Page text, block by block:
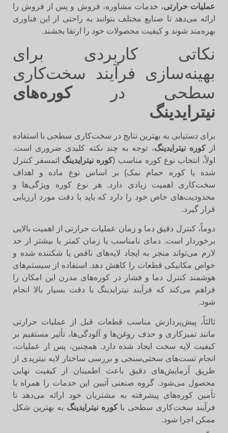
عملیات حرارتی، خدمات مشاوره، فروش و پس از فروش را
ارائه می‌دهد تا صنایع مختلف بتوانند به راحتی از این فناوری
بهره‌مند شوند و کیفیت محصولات خود را ارتقا بخشند.
نکاتی کاربردی برای
بهینه‌سازی فرآیند سخت‌کاری
سطحی در
کوره‌های
نیترایدینگ
برای دستیابی به بهترین نتایج در سخت‌کاری سطحی با استفاده
کوره نیترایدینگ، توجه به چند نکته کلیدی ضروری است.
اولاً، انتخاب نوع کوره مناسب (کوره نیترایدینگاتمسفر کنترل
شده یا کوره حمام نمک) بر اساس نوع ماده و اهداف
سخت‌کاری اهمیت زیادی دارد. هر نوع کوره ویژگی‌ها و
محدودیت‌های خاص خود را دارد که باید با دقت مورد ارزیابی
قرار گیرد.
دوماً، کنترل دقیق دما و زمان عملیات حرارتی از اهمیت بالایی
برخوردار است. دمای نامناسب یا زمان کمتر یا بیشتر از حد
لازم می‌تواند منجر به ایجاد لایه‌های ناقص یا شکننده شده و
خواص مکانیکی قطعات را کاهش دهد. استفاده از سیستم‌های
هوشمند کنترل دما و فشار در کوره‌های مدرن این امکان را
فراهم می‌کند که فرآیند نیترایدینگ با دقت بسیار بالا انجام
شود.
ثالثاً، پیش‌پردازش مناسب قطعات قبل از عملیات حرارتی
مانند تمیزکاری و حذف روغن‌ها و آلودگی‌ها، تأثیر مستقیم بر
کیفیت لایه سخت ایجاد شده دارد. همچنین، پس از عملیات،
انجام تست‌های سختی‌سنجی و بررسی ساختار لایه نیتریدی از
طریق آزمایش‌های دقیق باعث اطمینان از کیفیت نهایی
محصول می‌شود. گروه صنعتی آتبین این خدمات را همراه با
تأمین کوره‌های پیشرفته به مشتریان خود ارائه می‌دهد تا
فرآیند سخت‌کاری سطحی با کوره نیترایدینگبه بهترین شکل
ممکن اجرا شود.